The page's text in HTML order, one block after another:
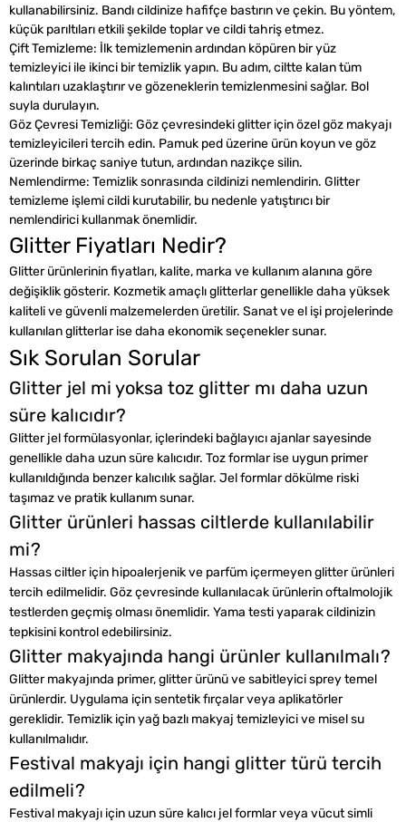
kullanabilirsiniz. Bandı cildinize hafifçe bastırın ve çekin. Bu yöntem,
küçük parıltıları etkili şekilde toplar ve cildi tahriş etmez.
Çift Temizleme: İlk temizlemenin ardından köpüren bir yüz
temizleyici ile ikinci bir temizlik yapın. Bu adım, ciltte kalan tüm
kalıntıları uzaklaştırır ve gözeneklerin temizlenmesini sağlar. Bol
suyla durulayın.
Göz Çevresi Temizliği: Göz çevresindeki glitter için özel göz makyajı
temizleyicileri tercih edin. Pamuk ped üzerine ürün koyun ve göz
üzerinde birkaç saniye tutun, ardından nazikçe silin.
Nemlendirme: Temizlik sonrasında cildinizi nemlendirin. Glitter
temizleme işlemi cildi kurutabilir, bu nedenle yatıştırıcı bir
nemlendirici kullanmak önemlidir.
Glitter Fiyatları Nedir?
Glitter ürünlerinin fiyatları, kalite, marka ve kullanım alanına göre
değişiklik gösterir. Kozmetik amaçlı glitterlar genellikle daha yüksek
kaliteli ve güvenli malzemelerden üretilir. Sanat ve el işi projelerinde
kullanılan glitterlar ise daha ekonomik seçenekler sunar.
Sık Sorulan Sorular
Glitter jel mi yoksa toz glitter mı daha uzun
süre kalıcıdır?
Glitter jel formülasyonlar, içlerindeki bağlayıcı ajanlar sayesinde
genellikle daha uzun süre kalıcıdır. Toz formlar ise uygun primer
kullanıldığında benzer kalıcılık sağlar. Jel formlar dökülme riski
taşımaz ve pratik kullanım sunar.
Glitter ürünleri hassas ciltlerde kullanılabilir
mi?
Hassas ciltler için hipoalerjenik ve parfüm içermeyen glitter ürünleri
tercih edilmelidir. Göz çevresinde kullanılacak ürünlerin oftalmolojik
testlerden geçmiş olması önemlidir. Yama testi yaparak cildinizin
tepkisini kontrol edebilirsiniz.
Glitter makyajında hangi ürünler kullanılmalı?
Glitter makyajında primer, glitter ürünü ve sabitleyici sprey temel
ürünlerdir. Uygulama için sentetik fırçalar veya aplikatörler
gereklidir. Temizlik için yağ bazlı makyaj temizleyici ve misel su
kullanılmalıdır.
Festival makyajı için hangi glitter türü tercih
edilmeli?
Festival makyajı için uzun süre kalıcı jel formlar veya vücut simli